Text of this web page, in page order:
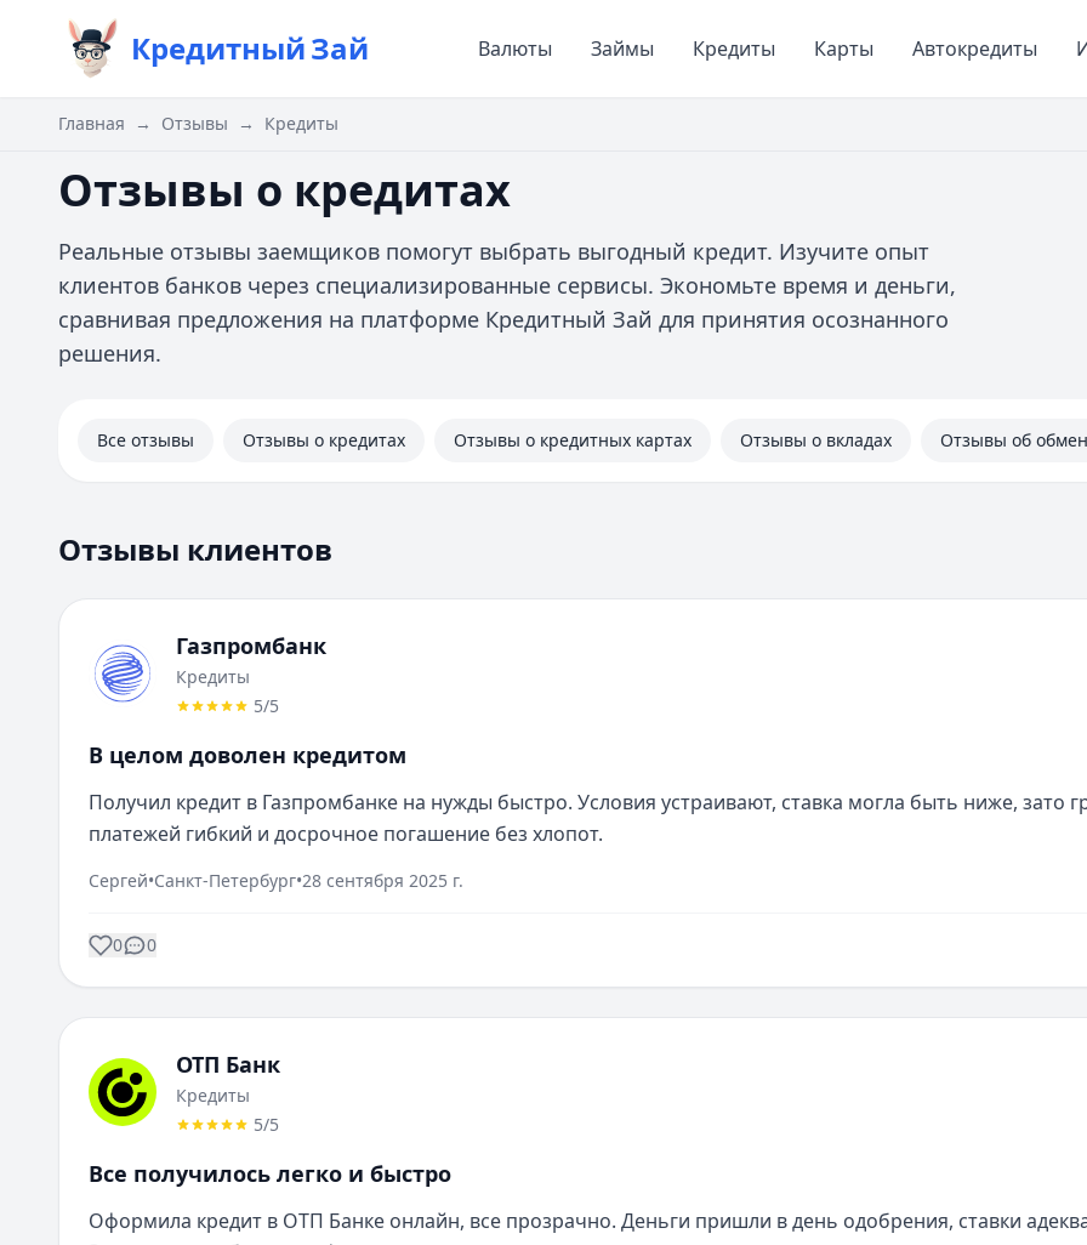
КредитныйЗай Валюты Займы Кредиты Карты Автокредиты
Главная → Отзывы → Кредиты
Отзывы о кредитах
Реальные отзывы заемщиков помогут выбрать выгодный кредит. Изучите опыт
клиентов банков через специализированные сервисы. Экономьте время и деньги,
сравнивая предложения на платформе Кредитный Зай для принятия осознанного
решения.
Все отзывы Отзывы о кредитах Отзывы о кредитных картах Отзывы о вкладах Отзывы об
Отзывы клиентов
Газпромбанк
Кредиты
5/5
В целом доволен кредитом
Получил кредит в Газпромбанке на нужды быстро. Условия устраивают, ставка могла быть ниже, зато
платежей гибкий и досрочное погашение без хлопот.
Сергей•Санкт-Петербург•28 сентября 2025 г.
0 0
ОТП Банк
Кредиты
5/5
Все получилось легко и быстро
Оформила кредит в ОТП Банке онлайн, все прозрачно. Деньги пришли в день одобрения, ставки